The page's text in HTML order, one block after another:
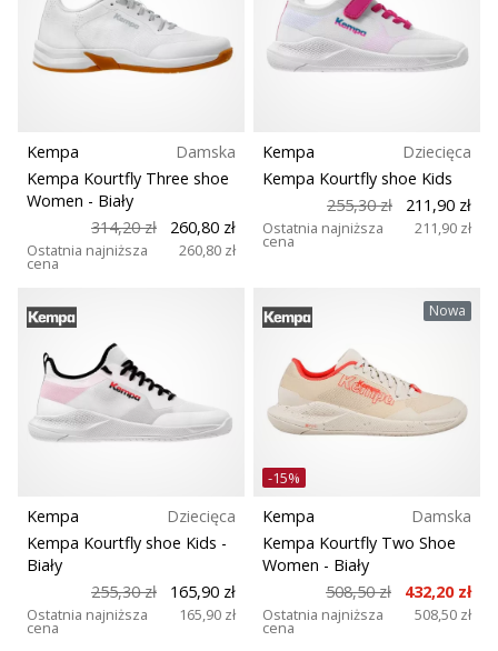
Pokaż
wszystkie
artykuły
Kempa
Damska
Kempa Kourtfly Three shoe
Women - Biały
314,20 zł
260,80 zł
Ostatnia najniższa
cena
260,80 zł
Kempa
Dziecięca
Kempa Kourtfly shoe Kids
255,30 zł
211,90 zł
Ostatnia najniższa
cena
211,90 zł
Kempa
Dziecięca
Kempa Kourtfly shoe Kids -
Biały
255,30 zł
165,90 zł
Ostatnia najniższa
cena
165,90 zł
Nowa
-15%
Kempa
Damska
Kempa Kourtfly Two Shoe
Women - Biały
508,50 zł
432,20 zł
Ostatnia najniższa
cena
508,50 zł